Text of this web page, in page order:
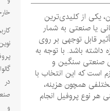
از کلیدی‌ترین
صنعتی به شمار
توجهی بر روی
باشد. با توجه به
سنگین و
که این انتخاب با
همچون هزینه،
پروفیل انجام
کاربردهای
پروفیل‌های
گالوانیزه